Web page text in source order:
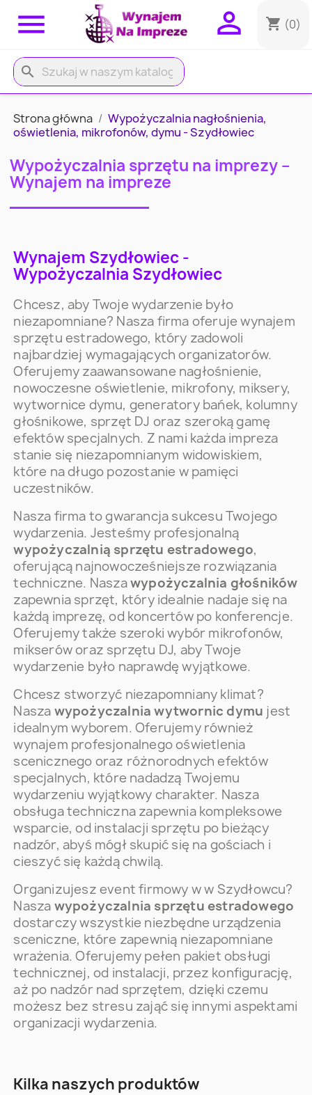
 shopping_cart (0)

search
Strona główna
Wypożyczalnia nagłośnienia,
oświetlenia, mikrofonów, dymu - Szydłowiec
Wypożyczalnia sprzętu na imprezy –
Wynajem na impreze
Wynajem Szydłowiec -
Wypożyczalnia Szydłowiec
Chcesz, aby Twoje wydarzenie było
niezapomniane? Nasza firma oferuje wynajem
sprzętu estradowego, który zadowoli
najbardziej wymagających organizatorów.
Oferujemy zaawansowane nagłośnienie,
nowoczesne oświetlenie, mikrofony, miksery,
wytwornice dymu, generatory bańek, kolumny
głośnikowe, sprzęt DJ oraz szeroką gamę
efektów specjalnych. Z nami każda impreza
stanie się niezapomnianym widowiskiem,
które na długo pozostanie w pamięci
uczestników.
Nasza firma to gwarancja sukcesu Twojego
wydarzenia. Jesteśmy profesjonalną
wypożyczalnią sprzętu estradowego,
oferującą najnowocześniejsze rozwiązania
techniczne. Naszawypożyczalnia głośników
zapewnia sprzęt, który idealnie nadaje się na
każdą imprezę, od koncertów po konferencje.
Oferujemy także szeroki wybór mikrofonów,
mikserów oraz sprzętu DJ, aby Twoje
wydarzenie było naprawdę wyjątkowe.
Chcesz stworzyć niezapomniany klimat?
Nasza wypożyczalnia wytwornic dymu jest
idealnym wyborem. Oferujemy również
wynajem profesjonalnego oświetlenia
scenicznego oraz różnorodnych efektów
specjalnych, które nadadzą Twojemu
wydarzeniu wyjątkowy charakter. Nasza
obsługa techniczna zapewnia kompleksowe
wsparcie, od instalacji sprzętu po bieżący
nadzór, abyś mógł skupić się na gościach i
cieszyć się każdą chwilą.
Organizujesz event firmowy w w Szydłowcu?
Nasza wypożyczalnia sprzętu estradowego
dostarczy wszystkie niezbędne urządzenia
sceniczne, które zapewnią niezapomniane
wrażenia. Oferujemy pełen pakiet obsługi
technicznej, od instalacji, przez konfigurację,
aż po nadzór nad sprzętem, dzięki czemu
możesz bez stresu zająć się innymi aspektami
organizacji wydarzenia.
Kilka naszych produktów